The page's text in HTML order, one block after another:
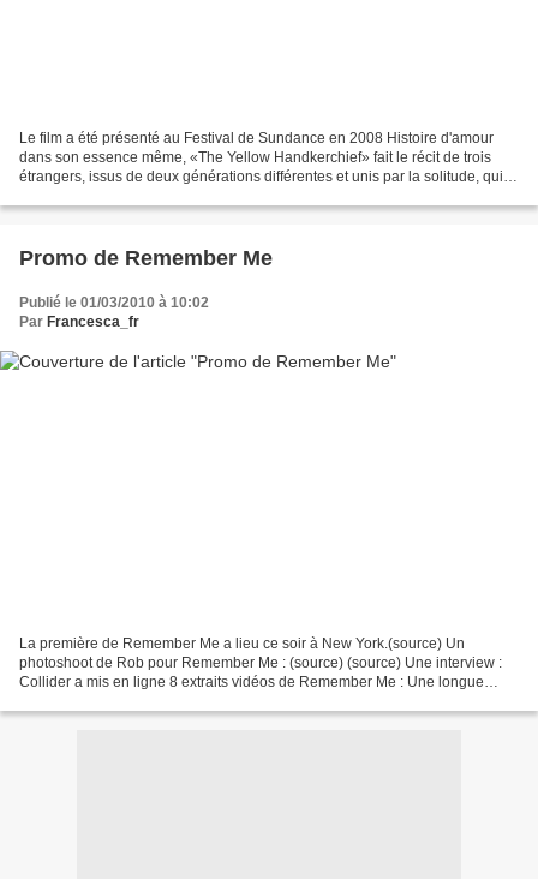
Le film a été présenté au Festival de Sundance en 2008 Histoire d'amour
dans son essence même, «The Yellow Handkerchief» fait le récit de trois
étrangers, issus de deux générations différentes et unis par la solitude, qui
Promo de Remember Me
Publié le 01/03/2010 à 10:02
Par Francesca_fr
La première de Remember Me a lieu ce soir à New York.(source) Un
photoshoot de Rob pour Remember Me : (source) (source) Une interview :
Collider a mis en ligne 8 extraits vidéos de Remember Me : Une longue